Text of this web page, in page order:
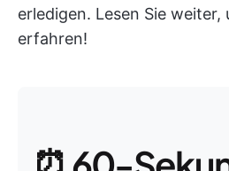
erledigen. Lesen Sie weiter,
erfahren!